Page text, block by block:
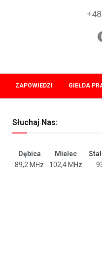
ZAPOWIEDZI GIEŁDA
Słuchaj Nas:
Dębica Mielec
89,2 MHz
102,4 MHz